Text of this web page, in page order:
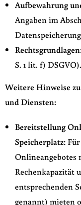
Aufbewahrung
Angaben im
S. 1 lit. f) DSGVO).
Weitere Hinweise
und Diensten:
Bereitstellung
Speicherplatz:
Onlineangebotes
Rechenkapazität
entsprechenden
genannt) mieten